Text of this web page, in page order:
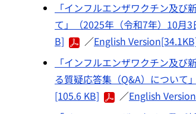
「インフルエンザワクチン及
て」（2025年（令和7年）10月
B]
／English
「インフルエンザワクチン及
る質疑応答集（Q&A）について
[105.6 KB]
／English